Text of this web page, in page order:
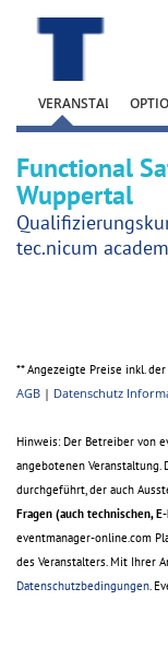
VERANSTALTUNG
Functional
Wuppertal
tec.nicum
** Angezeigte Preise inkl.
AGB | Datenschutz
Hinweis: Der Betreiber von
angebotenen Veranstaltung.
durchgeführt, der auch
Fragen (auch technischen,
eventmanager-online.com
des Veranstalters. Mit Ihrer
Datenschutzbedingungen.